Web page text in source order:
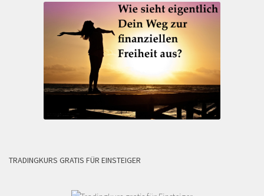
TRADINGKURS GRATIS FÜR EINSTEIGER